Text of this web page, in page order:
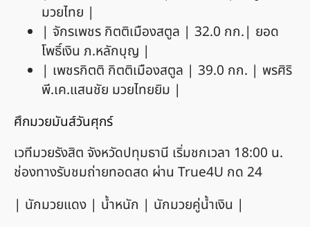
มวยไทย |
| จักรเพชร กิตติเมืองสตูล | 32.0 กก.| ยอด
โพธิ์เงิน ภ.หลักบุญ |
| เพชรกิตติ กิตติเมืองสตูล | 39.0 กก. | พรศิริ
พี.เค.แสนชัย มวยไทยยิม |
ศึกมวยมันส์วันศุกร์
เวทีมวยรังสิต จังหวัดปทุมธานี เริ่มชกเวลา 18:00 น.
ช่องทางรับชมถ่ายทอดสด ผ่าน True4U กด 24
| นักมวยแดง | น้ำหนัก | นักมวยคู่น้ำเงิน |